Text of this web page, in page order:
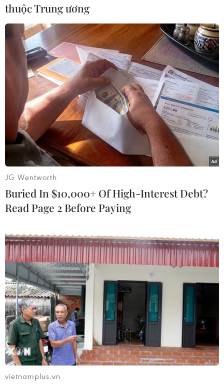
#Giày thể thao #Quần vợt
#Novak Djokovic
#Andy Murray
#ATP World Tour Finals
#Ngôi số 1
Anh
Theo dõi VietnamPlus
TIN LIÊN QUAN
thuộc Trung ương
JG Wentworth
Buried In $10,000+ Of High-Interest Debt?
Read Page 2 Before Paying
vietnamplus.vn